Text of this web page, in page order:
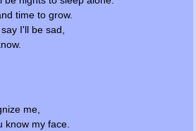
time to grow.
I'll be sad,
me,
know my face.